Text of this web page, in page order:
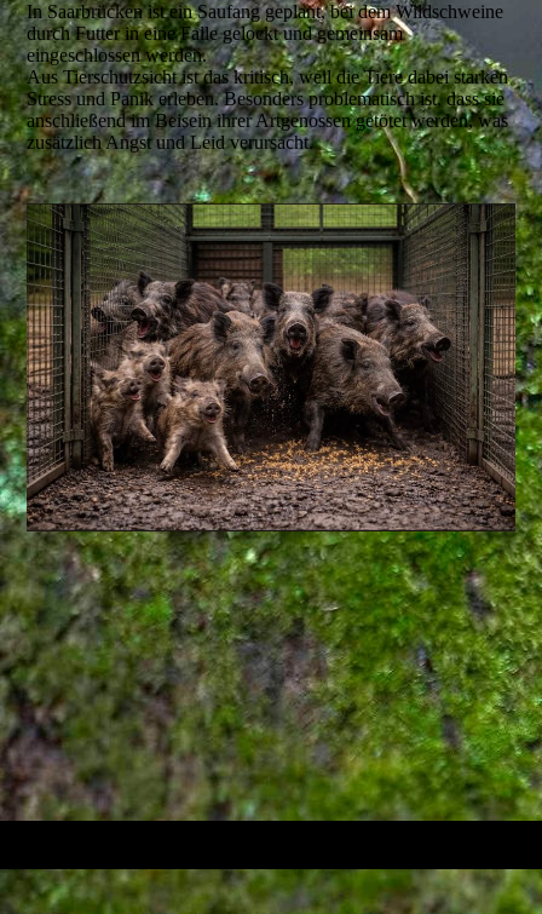
In Saarbrücken ist ein Saufang geplant, bei dem Wildschweine
durch Futter in eine Falle gelockt und gemeinsam
eingeschlossen werden.
Aus Tierschutzsicht ist das kritisch, weil die Tiere dabei starken
Stress und Panik erleben. Besonders problematisch ist, dass sie
anschließend im Beisein ihrer Artgenossen getötet werden, was
zusätzlich Angst und Leid verursacht.